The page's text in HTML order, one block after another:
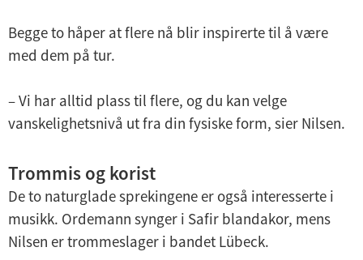
Begge to håper at flere nå blir inspirerte til å være
med dem på tur.
– Vi har alltid plass til flere, og du kan velge
vanskelighetsnivå ut fra din fysiske form, sier Nilsen.
Trommis og korist
De to naturglade sprekingene er også interesserte i
musikk. Ordemann synger i Safir blandakor, mens
Nilsen er trommeslager i bandet Lübeck.